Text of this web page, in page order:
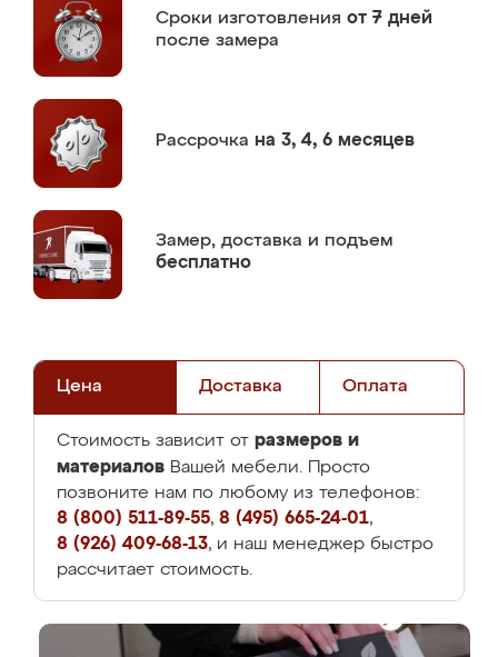
Сроки изготовления от 7 дней
после замера
Рассрочка на 3, 4, 6 месяцев
Замер, доставка и подъем
бесплатно
Цена Доставка Оплата
Стоимость зависит от размеров и
материалов Вашей мебели. Просто
позвоните нам по любому из телефонов:
8 (800) 511-89-55, 8 (495) 665-24-01,
8 (926) 409-68-13, и наш менеджер быстро
рассчитает стоимость.